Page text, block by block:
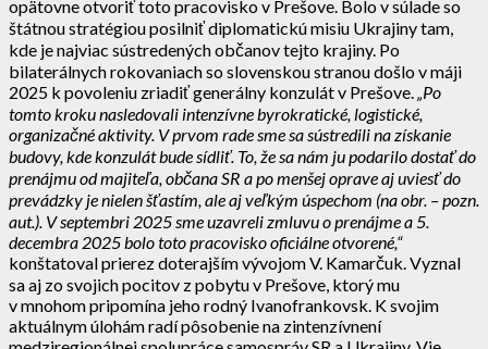
opätovne otvoriť toto pracovisko v Prešove. Bolo v súlade so
štátnou stratégiou posilniť diplomatickú misiu Ukrajiny tam,
kde je najviac sústredených občanov tejto krajiny. Po
bilaterálnych rokovaniach so slovenskou stranou došlo v máji
2025 k povoleniu zriadiť generálny konzulát v Prešove.
„Po
tomto kroku nasledovali intenzívne byrokratické, logistické,
organizačné aktivity. V prvom rade sme sa sústredili na získanie
budovy, kde konzulát bude sídliť. To, že sa nám ju podarilo dostať do
prenájmu od majiteľa, občana SR a po menšej oprave aj uviesť do
prevádzky je nielen šťastím, ale aj veľkým úspechom (na obr. – pozn.
aut.). V septembri 2025 sme uzavreli zmluvu o prenájme a 5.
decembra 2025 bolo toto pracovisko oficiálne otvorené,“
konštatoval prierez doterajším vývojom V. Kamarčuk. Vyznal
sa aj zo svojich pocitov z pobytu v Prešove, ktorý mu
v mnohom pripomína jeho rodný Ivanofrankovsk. K svojim
aktuálnym úlohám radí pôsobenie na zintenzívnení